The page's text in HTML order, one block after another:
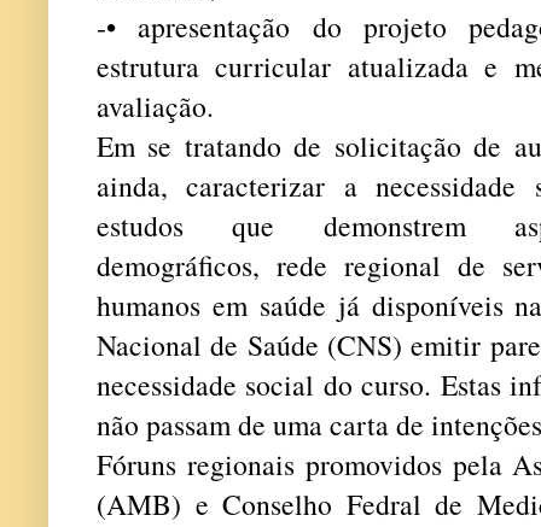
-• apresentação do projeto
estrutura curricular atualizada e
avaliação.
Em se tratando de solicitação de
ainda, caracterizar a
estudos que demonstrem
demográficos, rede regional de
humanos em saúde já disponíveis
Nacional de Saúde (CNS) emitir
necessidade social do curso. Estas
não passam de uma carta de
Fóruns regionais promovidos pela
(AMB) e Conselho Fedral de